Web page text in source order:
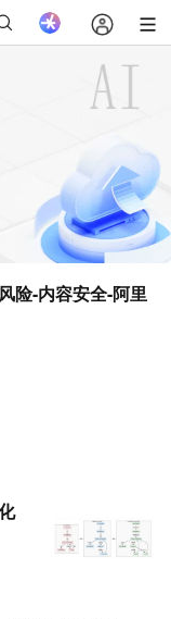
险-内容安全-阿里